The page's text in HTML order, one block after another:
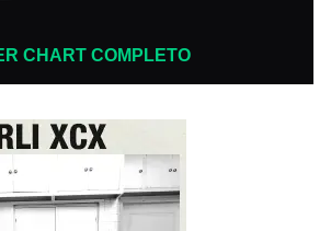
CHART COMPLETO